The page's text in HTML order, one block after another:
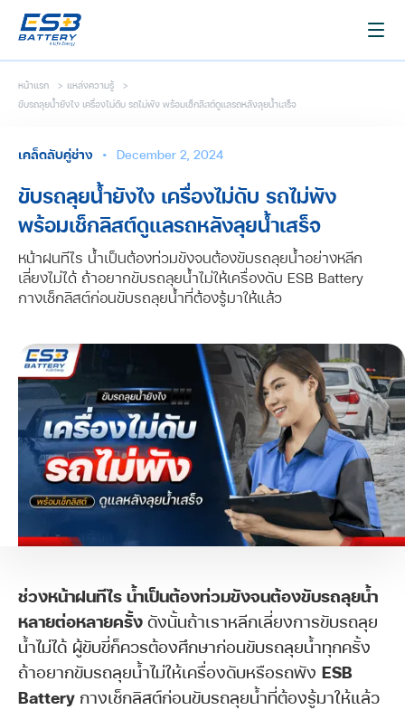
หน้าแรก > แหล่งความรู้
>
ขับรถลุยน้ำยังไง เครื่องไม่ดับ รถไม่พัง พร้อมเช็กลิสต์ดูแลรถหลังลุยน้ำเสร็จ
เคล็ดลับคู่ช่าง • December 2, 2024
ขับรถลุยน้ำยังไง เครื่องไม่ดับ รถไม่พัง
พร้อมเช็กลิสต์ดูแลรถหลังลุยน้ำเสร็จ
หน้าฝนทีไร น้ำเป็นต้องท่วมขังจนต้องขับรถลุยน้ำอย่างหลีก
เลี่ยงไม่ได้ ถ้าอยากขับรถลุยน้ำไม่ให้เครื่องดับ ESB Battery
กางเช็กลิสต์ก่อนขับรถลุยน้ำที่ต้องรู้มาให้แล้ว
ช่วงหน้าฝนทีไร น้ำเป็นต้องท่วมขังจนต้องขับรถลุยน้ำ
หลายต่อหลายครั้งดังนั้นถ้าเราหลีกเลี่ยงการขับรถลุย
น้ำไม่ได้ ผู้ขับขี่ก็ควรต้องศึกษาก่อนขับรถลุยน้ำทุกครั้ง
ถ้าอยากขับรถลุยน้ำไม่ให้เครื่องดับหรือรถพัง ESB
Batteryกางเช็กลิสต์ก่อนขับรถลุยน้ำที่ต้องรู้มาให้แล้ว